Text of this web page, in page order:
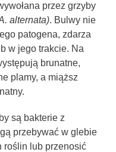
przez grzyby
alternata). Bulwy nie
patogena, zdarza
w jego trakcie. Na
brunatne,
plamy, a miąższ
są bakterie z
przebywać w glebie
roślin lub przenosić